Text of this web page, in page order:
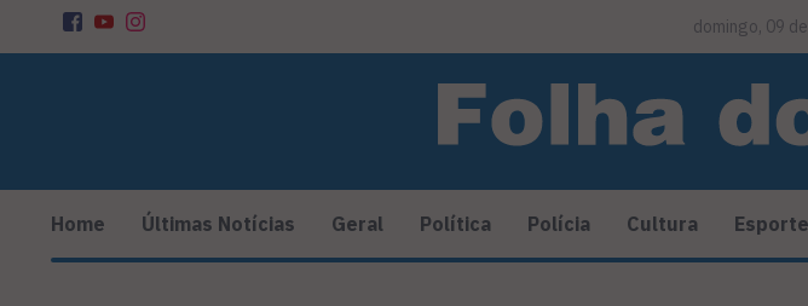
domingo, 09
Home Últimas Notícias Geral Política Polícia Cultura